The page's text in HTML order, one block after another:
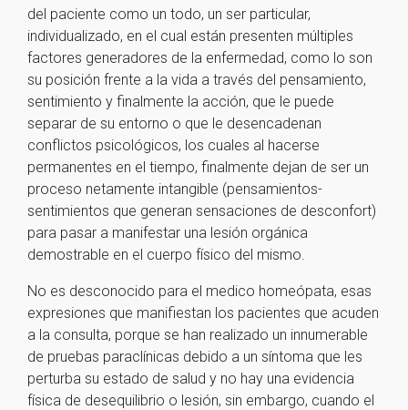
del paciente como un todo, un ser particular,
individualizado, en el cual están presenten múltiples
factores generadores de la enfermedad, como lo son
su posición frente a la vida a través del pensamiento,
sentimiento y finalmente la acción, que le puede
separar de su entorno o que le desencadenan
conflictos psicológicos, los cuales al hacerse
permanentes en el tiempo, finalmente dejan de ser un
proceso netamente intangible (pensamientos-
sentimientos que generan sensaciones de desconfort)
para pasar a manifestar una lesión orgánica
demostrable en el cuerpo físico del mismo.
No es desconocido para el medico homeópata, esas
expresiones que manifiestan los pacientes que acuden
a la consulta, porque se han realizado un innumerable
de pruebas paraclínicas debido a un síntoma que les
perturba su estado de salud y no hay una evidencia
física de desequilibrio o lesión, sin embargo, cuando el